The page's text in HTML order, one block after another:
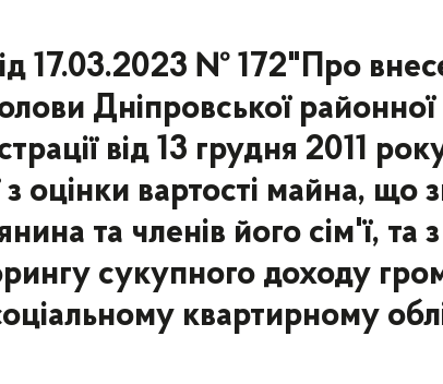
17.03.2023 № 172"Про
Дніпровської районної
від 13 грудня 2011
з оцінки вартості майна, що
та членів його сім'ї, та
сукупного доходу
квартирному